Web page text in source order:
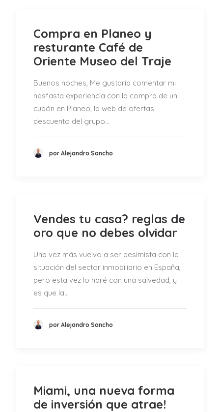
Compra en Planeo y
resturante Café de
Oriente Museo del Traje
Buenos noches, Me gustaría comentar mi
nesfasta experiencia con la compra de un
cupón en Planeo, la web de ofertas
descuento del grupo…
por Alejandro Sancho
Vendes tu casa? reglas de
oro que no debes olvidar
Una vez más vuelvo a ser pesimista con la
situación del sector inmobiliario en España,
pero esta vez lo haré con una salvedad, y
es que la…
por Alejandro Sancho
Miami, una nueva forma
de inversión que atrae!